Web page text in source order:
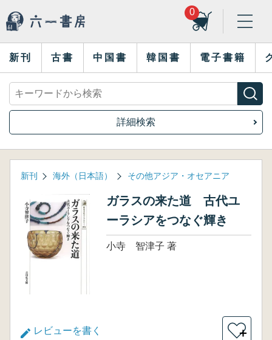
0
新刊 古書 中国書 韓国書 電子書籍
詳細検索
新刊 海外（日本語） その他アジア・オセアニア
ガラスの来た道 古代ユ
ーラシアをつなぐ輝き
小寺 智津子 著
レビューを書く ＋